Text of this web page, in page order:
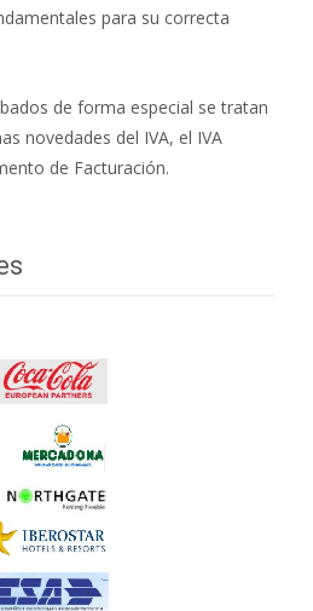
para su correcta
de forma especial se tratan
novedades del IVA, el IVA
de Facturación.